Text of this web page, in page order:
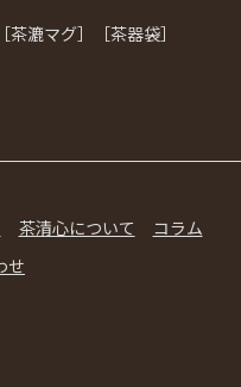
茶漉マグ］［茶器袋］
茶清心について
コラム
せ